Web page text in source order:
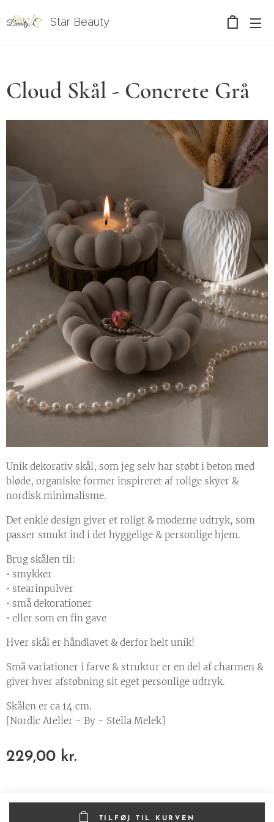
Star Beauty
Cloud Skål - Concrete Grå
Unik dekorativ skål, som jeg selv har støbt i beton med
bløde, organiske former inspireret af rolige skyer &
nordisk minimalisme.
Det enkle design giver et roligt & moderne udtryk, som
passer smukt ind i det hyggelige & personlige hjem.
Brug skålen til:
• smykker
• stearinpulver
• små dekorationer
• eller som en fin gave
Hver skål er håndlavet & derfor helt unik!
Små variationer i farve & struktur er en del af charmen &
giver hver afstøbning sit eget personlige udtryk.
Skålen er ca 14 cm.
[Nordic Atelier - By - Stella Melek]
229,00 kr.
TILFØJ TIL KURVEN